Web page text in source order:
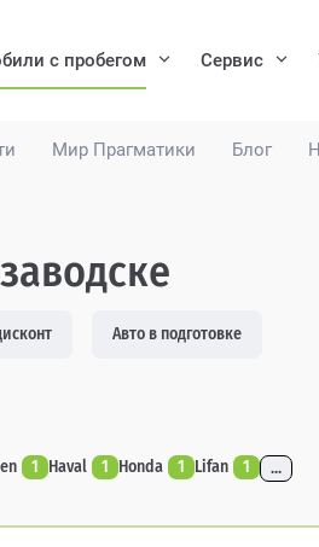
Мир Прагматики Блог
с пробегом Сервис
Авто в подготовке
1 Haval 1 Honda 1 Lifan 1 ...